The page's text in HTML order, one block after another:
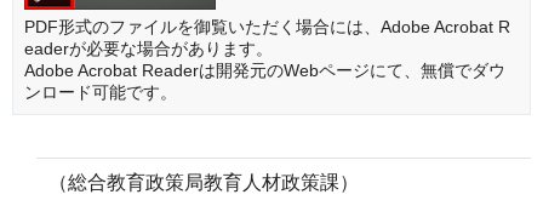
PDF形式のファイルを御覧いただく場合には、Adobe Acrobat R
eaderが必要な場合があります。
Adobe Acrobat Readerは開発元のWebページにて、無償でダウ
ンロード可能です。
（総合教育政策局教育人材政策課）